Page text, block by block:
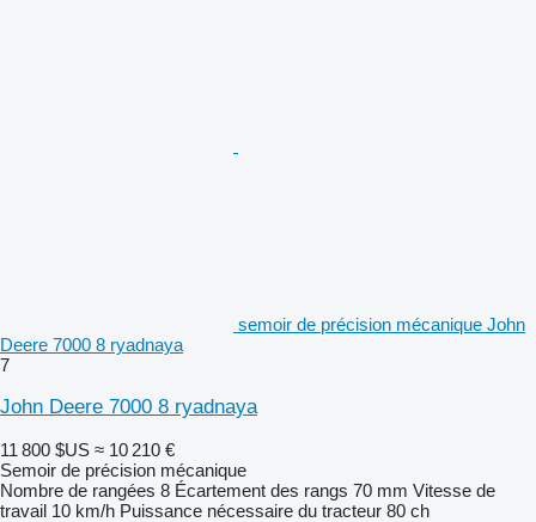
semoir de précision mécanique John
Deere 7000 8 ryadnaya
7
John Deere 7000 8 ryadnaya
11 800 $US ≈ 10 210 €
Semoir de précision mécanique
Nombre de rangées 8 Écartement des rangs 70 mm Vitesse de
travail 10 km/h Puissance nécessaire du tracteur 80 ch